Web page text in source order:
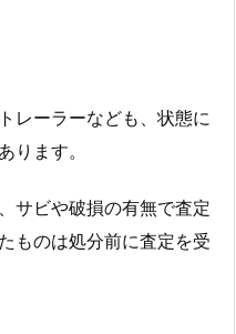
レーラーなども、状態に
ります。
サビや破損の有無で査定
ものは処分前に査定を受